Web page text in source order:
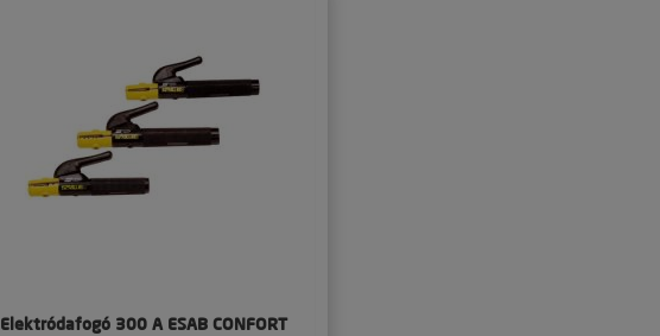
Elektródafogó 300 A ESAB CONFORT